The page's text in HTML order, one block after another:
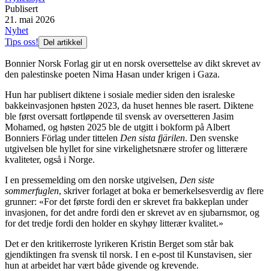
Publisert
21. mai 2026
Nyhet
Tips oss!
Del artikkel
Bonnier Norsk Forlag gir ut en norsk oversettelse av dikt skrevet av
den palestinske poeten Nima Hasan under krigen i Gaza.
Hun har publisert diktene i sosiale medier siden den israleske
bakkeinvasjonen høsten 2023, da huset hennes ble rasert. Diktene
ble først oversatt fortløpende til svensk av oversetteren Jasim
Mohamed, og høsten 2025 ble de utgitt i bokform på Albert
Bonniers Förlag under tittelen Den sista fjärilen. Den svenske
utgivelsen ble hyllet for sine virkelighetsnære strofer og litterære
kvaliteter, også i Norge.
I en pressemelding om den norske utgivelsen, Den siste
sommerfuglen, skriver forlaget at boka er bemerkelsesverdig av flere
grunner: «For det første fordi den er skrevet fra bakkeplan under
invasjonen, for det andre fordi den er skrevet av en sjubarnsmor, og
for det tredje fordi den holder en skyhøy litterær kvalitet.»
Det er den kritikerroste lyrikeren Kristin Berget som står bak
gjendiktingen fra svensk til norsk. I en e-post til Kunstavisen, sier
hun at arbeidet har vært både givende og krevende.